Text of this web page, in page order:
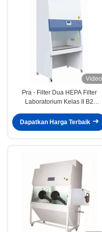
Video
Pra - Filter Dua HEPA Filter
Laboratorium Kelas II B2
Dapatkan Harga Terbaik